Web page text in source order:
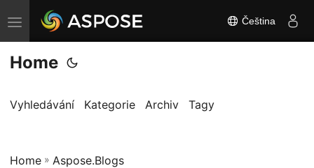
P
ř
e
n
t
Čeština
Home
Vyhledávání Kategorie Archiv Tagy
Home » Aspose.Blogs